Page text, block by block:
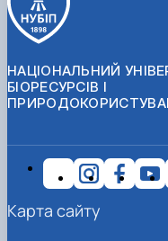
НАЦІОНАЛЬНИЙ
БІОРЕСУРСІВ І
Карта сайту